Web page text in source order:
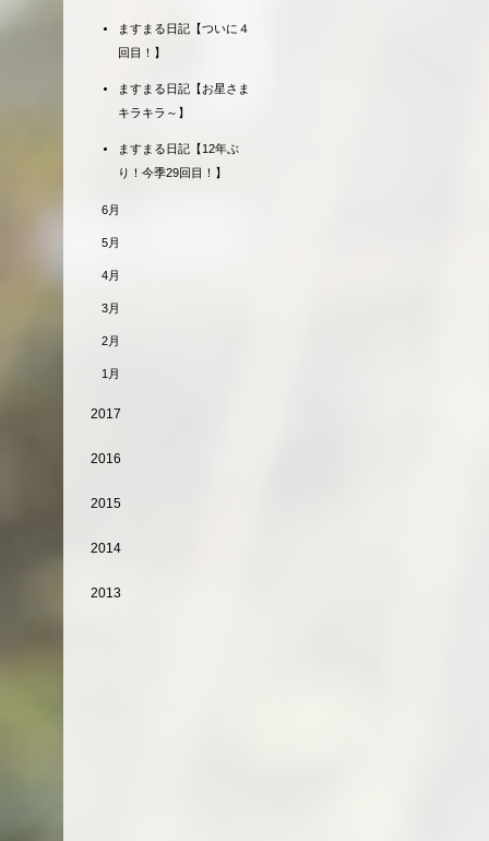
ますまる日記【ついに４
回目！】
ますまる日記【お星さま
キラキラ～】
ますまる日記【12年ぶ
り！今季29回目！】
6月
5月
4月
3月
2月
1月
2017
2016
2015
2014
2013